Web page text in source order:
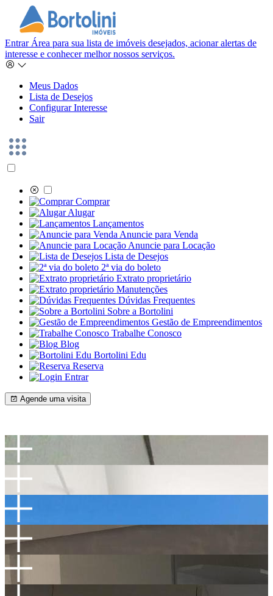
Entrar Área para sua lista de imóveis desejados, acionar alertas de
interesse e conhecer melhor nossos serviços.
Meus Dados
Lista de Desejos
Configurar Interesse
Sair
Comprar
Alugar
Lançamentos
Anuncie para Venda
Anuncie para Locação
Lista de Desejos
2ª via do boleto
Extrato proprietário
Manutenções
Dúvidas Frequentes
Sobre a Bortolini
Gestão de Empreendimentos
Trabalhe Conosco
Blog
Bortolini Edu
Reserva
Entrar
Agende uma visita